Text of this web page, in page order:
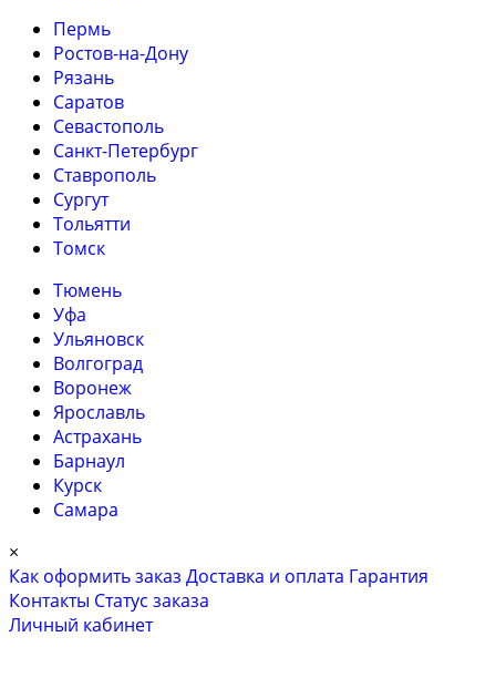
Пермь
Ростов-на-Дону
Рязань
Саратов
Севастополь
Санкт-Петербург
Ставрополь
Сургут
Тольятти
Томск
Тюмень
Уфа
Ульяновск
Волгоград
Воронеж
Ярославль
Астрахань
Барнаул
Курск
Самара
×
Как оформить заказ Доставка и оплата Гарантия
Контакты Cтатус заказа
Личный кабинет